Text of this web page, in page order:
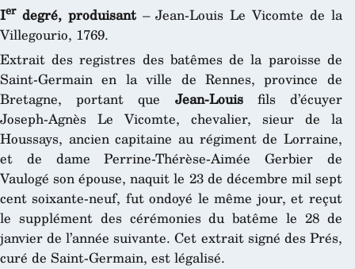
Ierdegré, produisant– Jean-Louis Le Vicomte de la
Villegourio, 1769.
Extrait des registres des batêmes de la paroisse de
Saint-Germain en la ville de Rennes, province de
Bretagne, portant que Jean-Louisfils d’écuyer
Joseph-Agnès Le Vicomte, chevalier, sieur de la
Houssays, ancien capitaine au régiment de Lorraine,
et de dame Perrine-Thérèse-Aimée Gerbier de
Vaulogé son épouse, naquit le 23 de décembre mil sept
cent soixante-neuf, fut ondoyé le même jour, et reçut
le supplément des cérémonies du batême le 28 de
janvier de l’année suivante. Cet extrait signé des Prés,
curé de Saint-Germain, est légalisé.